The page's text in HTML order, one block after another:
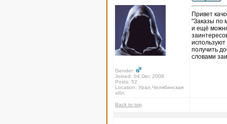
Gender:
Joined: 04 Dec 2008
Posts: 52
Location: Урал,Челябинская
обл.
Привет
"Заказы по
и ещё
получить
словами
Back to top